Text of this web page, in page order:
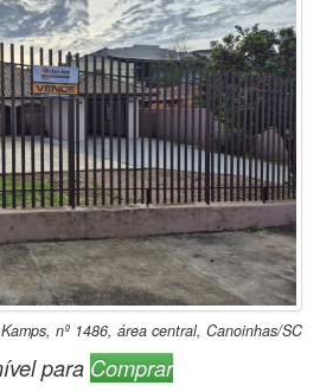
nº 1486, área central, Canoinhas/SC
para Comprar